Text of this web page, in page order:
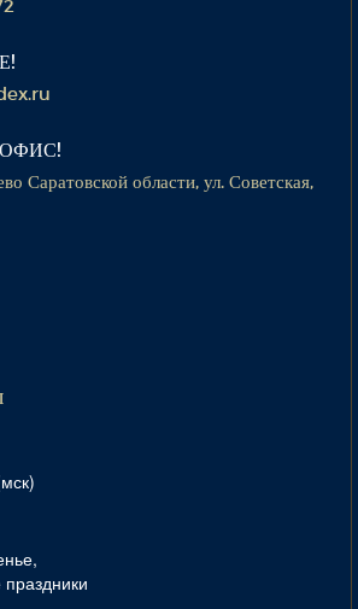
Саратовской области, ул. Советская,